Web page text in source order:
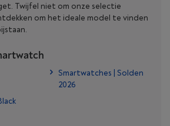
Twijfel niet om onze selectie
om het ideale model te vinden
Smartwatches | Solden
2026